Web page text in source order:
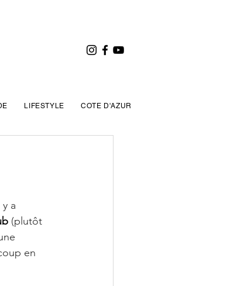
a
(plutôt
en
LIFESTYLE COTE D'AZUR